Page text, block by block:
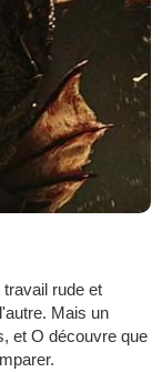
rude et
Mais un
et O découvre que